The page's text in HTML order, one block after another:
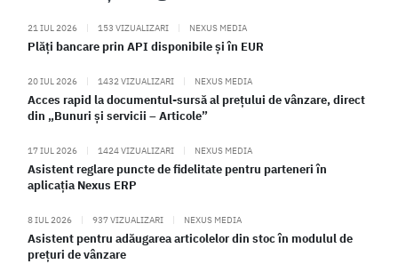
21 IUL 2026 | 153 VIZUALIZARI | NEXUS MEDIA
Plăți bancare prin API disponibile și în EUR
20 IUL 2026 | 1432 VIZUALIZARI | NEXUS MEDIA
Acces rapid la documentul-sursă al prețului de vânzare, direct
din „Bunuri și servicii – Articole”
17 IUL 2026 | 1424 VIZUALIZARI | NEXUS MEDIA
Asistent reglare puncte de fidelitate pentru parteneri în
aplicația Nexus ERP
8 IUL 2026 | 937 VIZUALIZARI | NEXUS MEDIA
Asistent pentru adăugarea articolelor din stoc în modulul de
prețuri de vânzare